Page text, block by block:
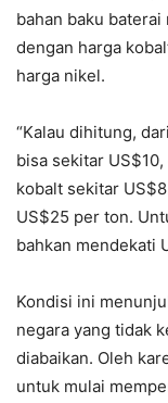
bahan baku baterai
dengan harga
harga nikel.
“Kalau dihitung,
bisa sekitar
kobalt sekitar
US$25 per ton.
bahkan mendekati
Kondisi ini
negara yang tidak
diabaikan. Oleh
untuk mulai